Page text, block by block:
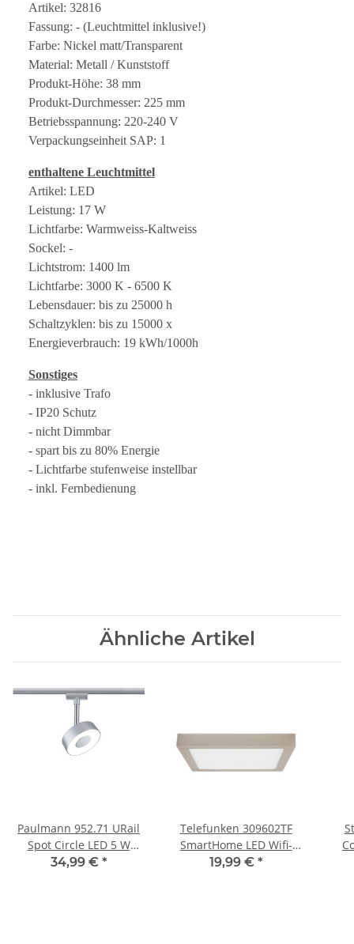
Artikel: 32816
Fassung: - (Leuchtmittel inklusive!)
Farbe: Nickel matt/Transparent
Material: Metall / Kunststoff
Produkt-Höhe: 38 mm
Produkt-Durchmesser: 225 mm
Betriebsspannung: 220-240 V
Verpackungseinheit SAP: 1
enthaltene Leuchtmittel
Artikel: LED
Leistung: 17 W
Lichtfarbe: Warmweiss-Kaltweiss
Sockel: -
Lichtstrom: 1400 lm
Lichtfarbe: 3000 K - 6500 K
Lebensdauer: bis zu 25000 h
Schaltzyklen: bis zu 15000 x
Energieverbrauch: 19 kWh/1000h
Sonstiges
- inklusive Trafo
- IP20 Schutz
- nicht Dimmbar
- spart bis zu 80% Energie
- Lichtfarbe stufenweise instellbar
- inkl. Fernbedienung
Ähnliche Artikel
Paulmann 952.71 URail
Spot Circle LED 5 W
Chrom matt Warmweiß
34,99 € *
Telefunken 309602TF
SmartHome LED Wifi-
Aufbauleuchte 18W
19,99 € *